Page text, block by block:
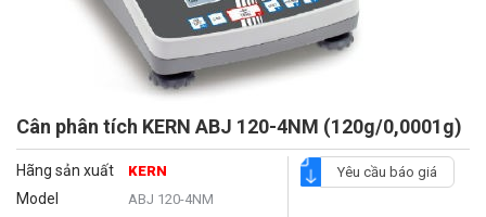
Cân phân tích KERN ABJ 120-4NM (120g/0,0001g)
Hãng sản xuất KERN
Model ABJ 120-4NM
Yêu cầu báo giá